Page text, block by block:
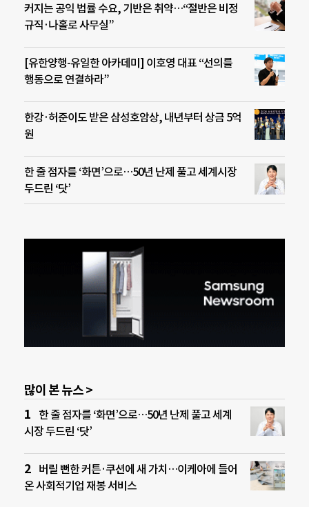
커지는 공익 법률 수요, 기반은 취약…“절반은 비정
규직·나홀로 사무실”
[유한양행-유일한 아카데미] 이호영 대표 “선의를
행동으로 연결하라”
한강·허준이도 받은 삼성호암상, 내년부터 상금 5억
원
한 줄 점자를 ‘화면’으로…50년 난제 풀고 세계시장
두드린 ‘닷’
많이 본 뉴스 >
한 줄 점자를 ‘화면’으로…50년 난제 풀고 세계
시장 두드린 ‘닷’
버릴 뻔한 커튼·쿠션에 새 가치…이케아에 들어
온 사회적기업 재봉 서비스